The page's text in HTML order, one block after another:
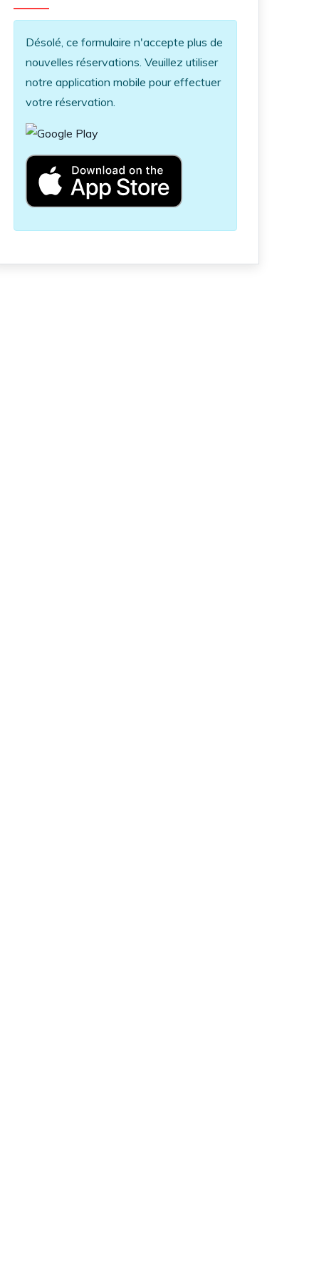
Information message
Désolé, ce formulaire n'accepte plus de
nouvelles réservations. Veuillez utiliser
notre application mobile pour effectuer
votre réservation.